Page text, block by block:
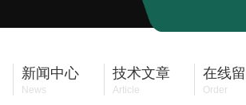
新闻中心
News
技术文章
Article
在线
Order